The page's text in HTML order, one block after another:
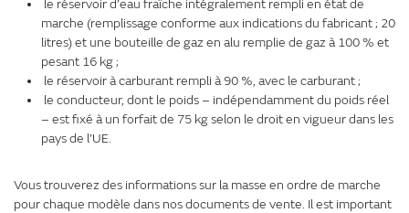
le réservoir d’eau fraîche intégralement rempli en état de
marche (remplissage conforme aux indications du fabricant ; 20
litres) et une bouteille de gaz en alu remplie de gaz à 100 % et
pesant 16 kg ;
le réservoir à carburant rempli à 90 %, avec le carburant ;
le conducteur, dont le poids – indépendamment du poids réel
– est fixé à un forfait de 75 kg selon le droit en vigueur dans les
pays de l’UE.
Vous trouverez des informations sur la masse en ordre de marche
pour chaque modèle dans nos documents de vente. Il est important